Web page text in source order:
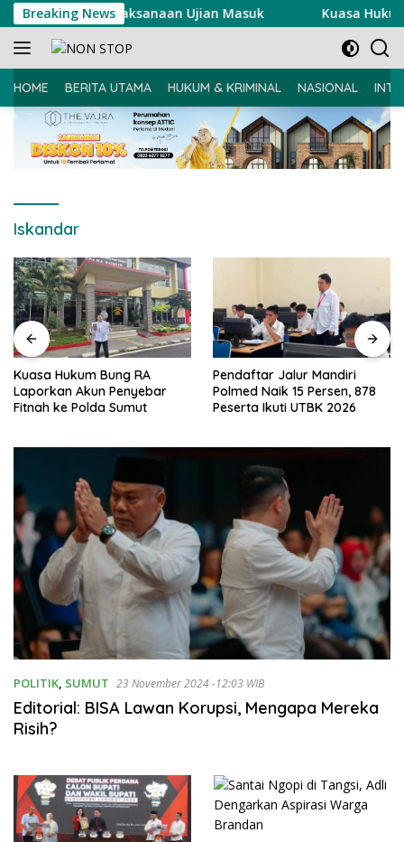
Langsung
ke
konten
Breaking News
Pelaksanaan Ujian Masuk Kuasa Hukum Bung
HOME BERITA UTAMA HUKUM & KRIMINAL NASIONAL
Iskandar
Kuasa Hukum Bung RA
Laporkan Akun Penyebar
Fitnah ke Polda Sumut
Pendaftar Jalur Mandiri
Polmed Naik 15 Persen, 878
Peserta Ikuti UTBK 2026
POLITIK, SUMUT 23 November 2024 -12:03 WIB
Editorial: BISA Lawan Korupsi, Mengapa Mereka
Risih?